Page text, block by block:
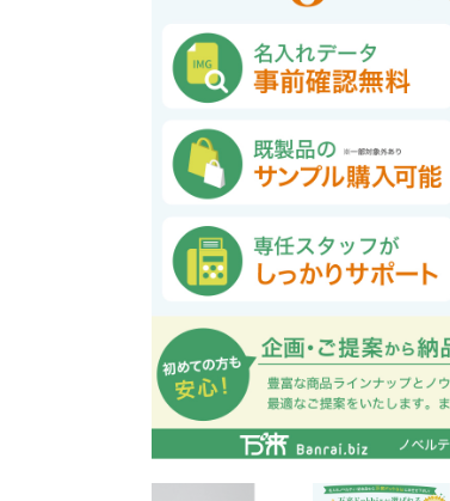
ポリエステルバッグ
マルシェバッグ
デニムポーチ
湯のみ
タンブラー・ボトル・グ
ラス全般
アルミボトル
ペン・筆記用具全般
文具・ステーショナリー
全般
電子メモパッド
マグネット
スマホ・タブレットグッ
ズ全般
タッチペン
スマホ対応手袋
パソコングッズ全般
生活用品・生活雑貨全
般
植物栽培セット
ブランケット・ひざ掛け
キッチングッズ全般
ボウル・プレート
防災・防犯グッズ全般
ライト・ランタン
美容・健康グッズ全般
マスクケース
除菌・感染対策グッズ
全般
抗菌グッズ
タオル・ハンカチ
タオル・ハンカチ全般
雨具全般
ひんやりグッズ全般
コルク
バイオマス
ＦＳＣ認証
女性向け抽選会セット
季節のグッズ
季節のグッズ全般
防犯・安心グッズ
訪日外国人・インバウ
ンド向け全般
春のノベルティ特集
地球にやさしいエコグッズ
学校・教育グッズ